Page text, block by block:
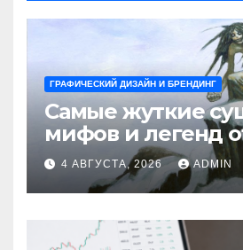
ГРАФИЧЕСКИЙ ДИЗАЙН И БРЕНДИНГ
Самые жуткие
мифов и легенд
стынет кровь
4 АВГУСТА, 2026 ADMIN